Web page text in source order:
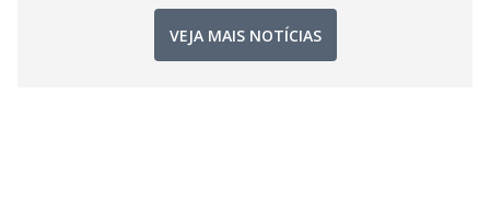
VEJA MAIS NOTÍCIAS